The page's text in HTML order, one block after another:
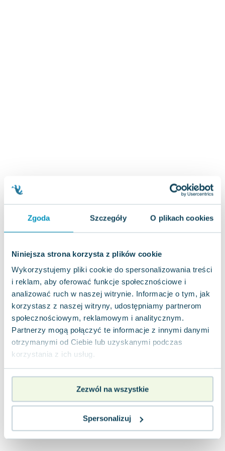
Zgoda Szczegóły O plikach cookies
Niniejsza strona korzysta z plików cookie
Wykorzystujemy pliki cookie do spersonalizowania treści
i reklam, aby oferować funkcje społecznościowe i
analizować ruch w naszej witrynie. Informacje o tym, jak
korzystasz z naszej witryny, udostępniamy partnerom
społecznościowym, reklamowym i analitycznym.
Partnerzy mogą połączyć te informacje z innymi danymi
otrzymanymi od Ciebie lub uzyskanymi podczas
korzystania z ich usług.
Zezwól na wszystkie
Spersonalizuj
Michael Scott
Piotr Semka
Jarosław Iwaszkiewicz
Joseph Murphy
Aleksander Puszkin
Oscar Wilde
Małgorzata Ohme
Maddie Ziegler
Leszek Czarnecki
Joanna Racewicz
Maria Seweryn
Janina Zającówna
Anna Prus (oprac.)
Nela Mała Reporterka
Agnieszka Maciąg
Terry Pratchett